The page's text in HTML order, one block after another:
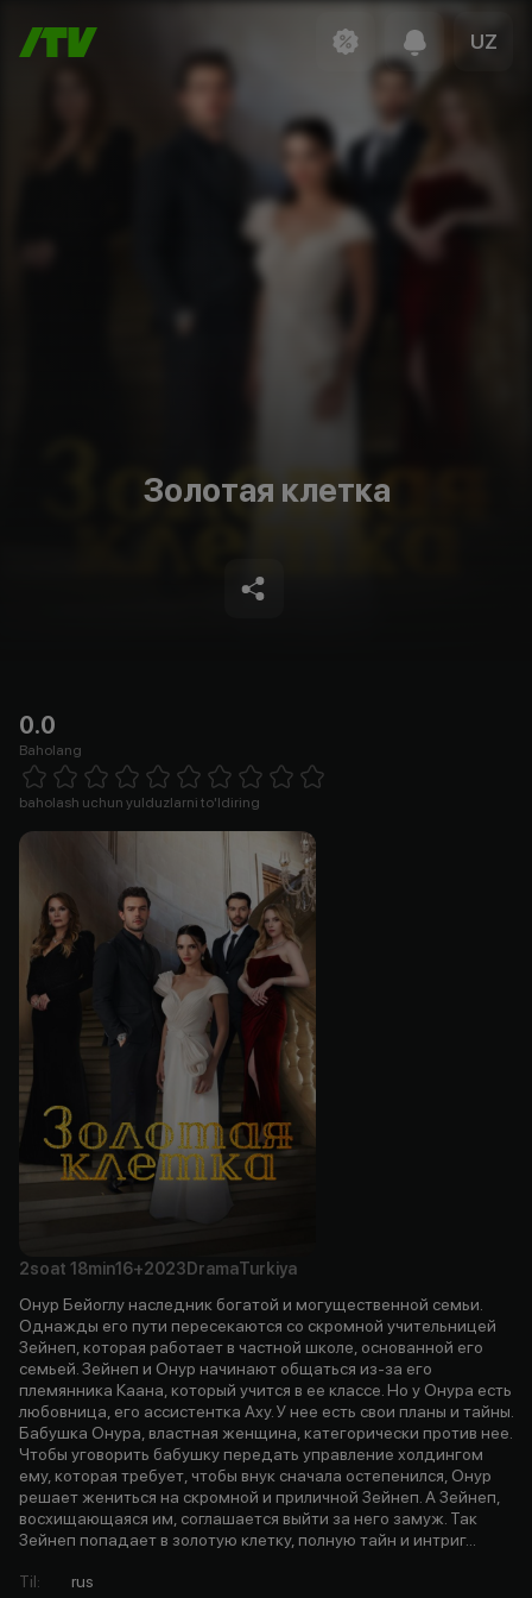
UZ
Золотая клетка
0.0
Baholang
1 Star 2 Stars 3 Stars 4 Stars5 Stars 6 Stars7 Stars8 Stars
baholash uchun yulduzlarni to'ldiring
2soat 18min16+2023 DramaTurkiya
Онур Бейоглу наследник богатой и могущественной семьи.
Однажды его пути пересекаются со скромной учительницей
Зейнеп, которая работает в частной школе, основанной его
семьей. Зейнеп и Онур начинают общаться из-за его
племянника Каана, который учится в ее классе. Но у Онура есть
любовница, его ассистентка Аху. У нее есть свои планы и тайны.
Бабушка Онура, властная женщина, категорически против нее.
Чтобы уговорить бабушку передать управление холдингом
ему, которая требует, чтобы внук сначала остепенился, Онур
решает жениться на скромной и приличной Зейнеп. А Зейнеп,
восхищающаяся им, соглашается выйти за него замуж. Так
Зейнеп попадает в золотую клетку, полную тайн и интриг...
Til:
rus